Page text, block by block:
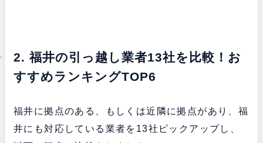
2. 福井の引っ越し業者13社を比較！お
すすめランキングTOP6
福井に拠点のある、もしくは近隣に拠点があり、福
井にも対応している業者を13社ピックアップし、